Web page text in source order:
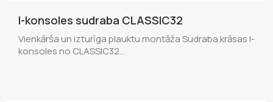
I-konsoles sudraba CLASSIC32
Vienkārša un izturīga plauktu montāža Sudraba krāsas I-
konsoles no CLASSIC32…